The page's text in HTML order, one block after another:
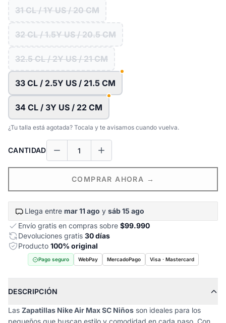
31 CL / 1Y US / 20 CM
32 CL / 1.5Y US / 20.5 CM
32.5 CL / 2Y US / 21 CM
33 CL / 2.5Y US / 21.5 CM
34 CL / 3Y US / 22 CM
¿Tu talla está agotada? Tocala y te avisamos cuando vuelva.
CANTIDAD
COMPRAR AHORA →
Llega entre mar 11 ago y sáb 15 ago
Envío gratis en compras sobre $99.990
Devoluciones gratis 30 días
Producto 100% original
Pago seguro WebPay MercadoPago Visa · Mastercard
DESCRIPCIÓN
Las Zapatillas Nike Air Max SC Niños son ideales para los
pequeños que buscan estilo y comodidad en cada paso. Con